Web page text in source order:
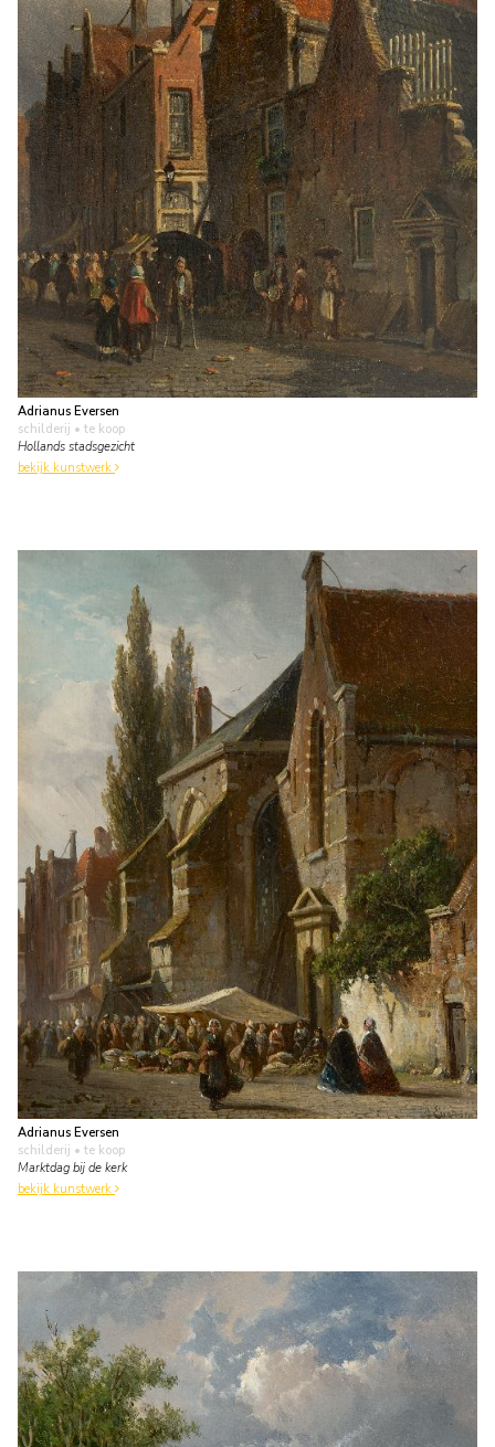
Adrianus Eversen
schilderij • te koop
Hollands stadsgezicht
bekijk kunstwerk
Adrianus Eversen
schilderij • te koop
Marktdag bij de kerk
bekijk kunstwerk